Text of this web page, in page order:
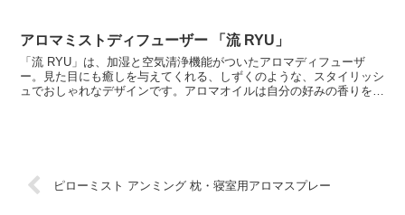
アロマミストディフューザー 「流 RYU」
「流 RYU」は、加湿と空気清浄機能がついたアロマディフューザ
ー。見た目にも癒しを与えてくれる、しずくのような、スタイリッシ
ュでおしゃれなデザインです。アロマオイルは自分の好みの香りを用
ピローミスト アンミング 枕・寝室用アロマスプレー